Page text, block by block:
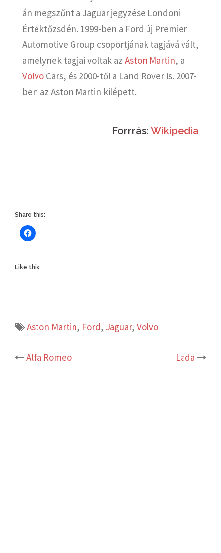
án megszűnt a Jaguar jegyzése Londoni
Értéktőzsdén. 1999-ben a Ford új Premier
Automotive Group csoportjának tagjává vált,
amelynek tagjai voltak az Aston Martin, a
Volvo Cars, és 2000-től a Land Rover is. 2007-
ben az Aston Martin kilépett.
Forrrás: Wikipedia
Share this:
Like this:
Aston Martin, Ford, Jaguar, Volvo
Post
Alfa Romeo Lada